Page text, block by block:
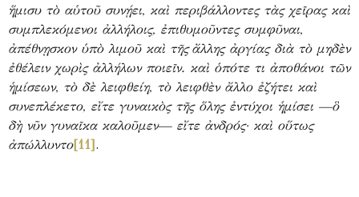
ἥμισυ τὸ αὑτοῦ συνῄει, καὶ περιβάλλοντες τὰς χεῖρας καὶ
συμπλεκόμενοι ἀλλήλοις, ἐπιθυμοῦντες συμφῦναι,
ἀπέθνῃσκον ὑπὸ λιμοῦ καὶ τῆς ἄλλης ἀργίας διὰ τὸ μηδὲν
ἐθέλειν χωρὶς ἀλλήλων ποιεῖν. καὶ ὁπότε τι ἀποθάνοι τῶν
ἡμίσεων, τὸ δὲ λειφθείη, τὸ λειφθὲν ἄλλο ἐζήτει καὶ
συνεπλέκετο, εἴτε γυναικὸς τῆς ὅλης ἐντύχοι ἡμίσει —ὃ
δὴ νῦν γυναῖκα καλοῦμεν— εἴτε ἀνδρός· καὶ οὕτως
ἀπώλλυντο[11].